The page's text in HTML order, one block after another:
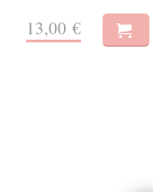
13,00 €